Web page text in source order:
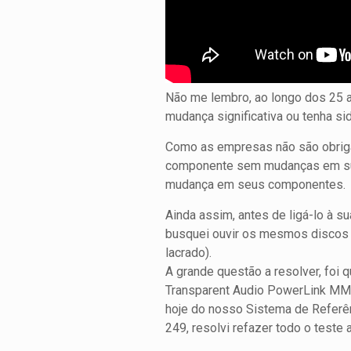
Não me lembro, ao longo dos 25
mudança significativa ou tenha
Como as empresas não são
componente sem mudanças em
mudança em seus componentes.
Ainda assim, antes de ligá-lo à
busquei ouvir os mesmos discos
lacrado).
A grande questão a resolver, foi
Transparent Audio PowerLink
hoje do nosso Sistema de
249, resolvi refazer todo o teste